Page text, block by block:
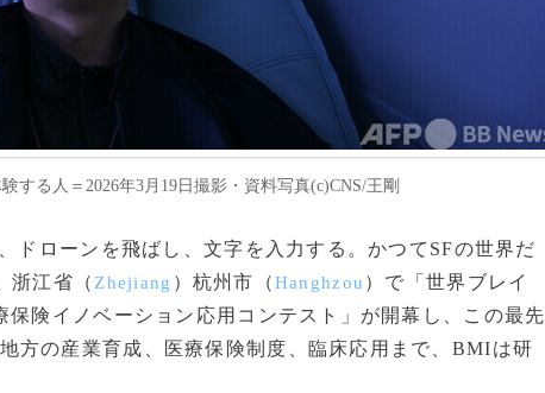
る人＝2026年3月19日撮影・資料写真(c)CNS/王剛
ドローンを飛ばし、文字を入力する。かつてSFの世界だ
浙江省（ Zhejiang ）杭州市（Hanghzou ）で「世界ブレイ
険イノベーション応用コンテスト」が開幕し、この最先
方の産業育成、医療保険制度、臨床応用まで、BMIは研